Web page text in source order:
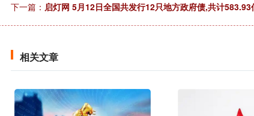
下一篇： 启灯网 5月12日全国共发行12只地方政府债,共计583.93
相关文章